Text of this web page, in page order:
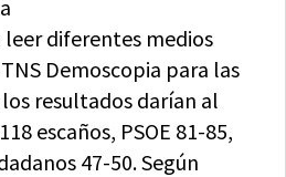
diferentes medios
Demoscopia para las
resultados darían al
escaños, PSOE 81-85,
47-50. Según